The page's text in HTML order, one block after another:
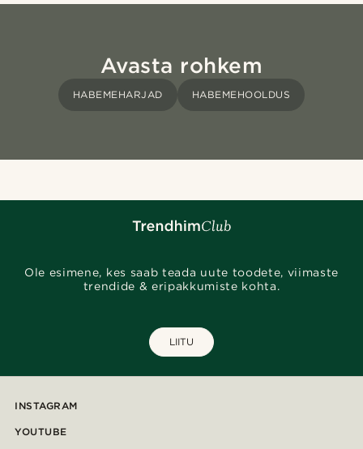
Avasta rohkem
HABEMEHARJAD HABEMEHOOLDUS
Ole esimene, kes saab teada uute toodete, viimaste
trendide & eripakkumiste kohta.
LIITU
INSTAGRAM
YOUTUBE